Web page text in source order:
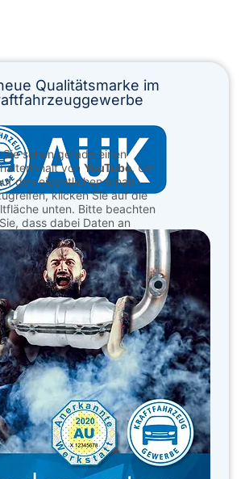
Qualitätsmarke im
Sie sehen gerade einen
von YouTube. Um
den eigentlichen Inhalt
klicken Sie auf die
unten. Bitte beachten
Sie, dass dabei Daten an
weitergegeben
werden.
Mehr Informationen
Inhalt entsperren
Erforderlichen Service
akzeptieren und Inhalte
entsperren